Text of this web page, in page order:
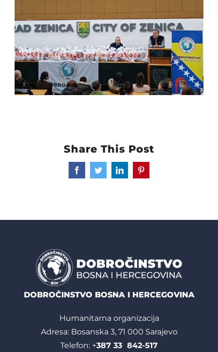
Share This Post
FacebookTwitterLinkedInPinterest
DOBROČINSTVO BOSNA I HERCEGOVINA
Humanitarna organizacija
Adresa: Bosanska 3, 71 000 Sarajevo
Telefon: +387 33 842-517